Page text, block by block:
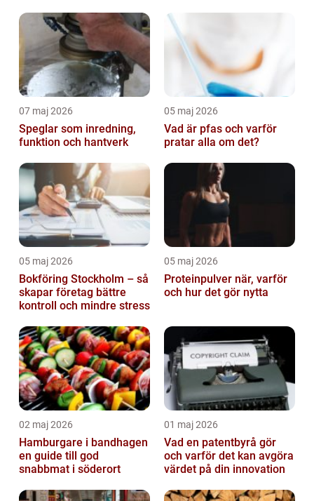
07 maj 2026
Speglar som inredning,
funktion och hantverk
05 maj 2026
Vad är pfas och varför
pratar alla om det?
05 maj 2026
Bokföring Stockholm – så
skapar företag bättre
kontroll och mindre stress
05 maj 2026
Proteinpulver när, varför
och hur det gör nytta
02 maj 2026
Hamburgare i bandhagen
en guide till god
snabbmat i söderort
01 maj 2026
Vad en patentbyrå gör
och varför det kan avgöra
värdet på din innovation